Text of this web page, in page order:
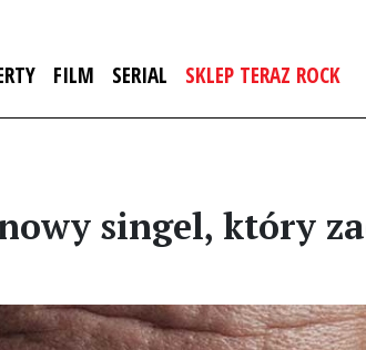
FILM SERIAL SKLEP TERAZ ROCK
singel, który